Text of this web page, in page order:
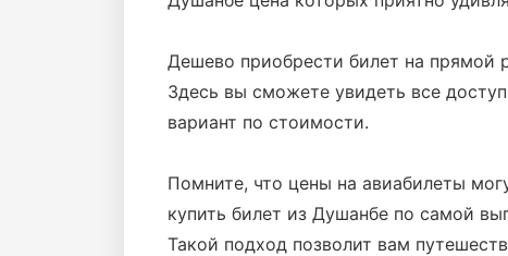
Дешево приобрести билет на прямой
Здесь вы сможете увидеть все
вариант по стоимости.
Помните, что цены на авиабилеты
купить билет из Душанбе по самой
Такой подход позволит вам